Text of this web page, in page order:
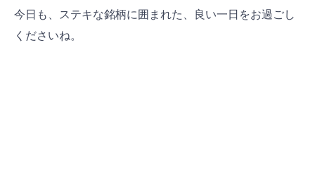
今日も、ステキな銘柄に囲まれた、良い一日をお過ごし
くださいね。